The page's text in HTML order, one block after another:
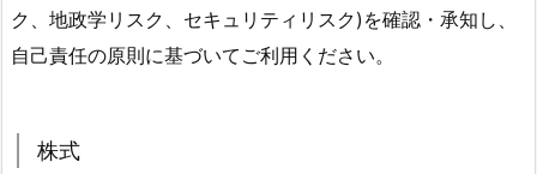
ク、地政学リスク、セキュリティリスク)を確認・承知し、
自己責任の原則に基づいてご利用ください。
株式